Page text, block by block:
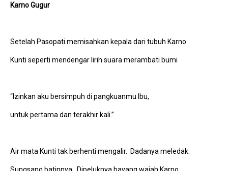
Karno Gugur
Setelah Pasopati memisahkan kepala dari tubuh Karno
Kunti seperti mendengar lirih suara merambati bumi
“Izinkan aku bersimpuh di pangkuanmu Ibu,
untuk pertama dan terakhir kali.”
Air mata Kunti tak berhenti mengalir. Dadanya meledak.